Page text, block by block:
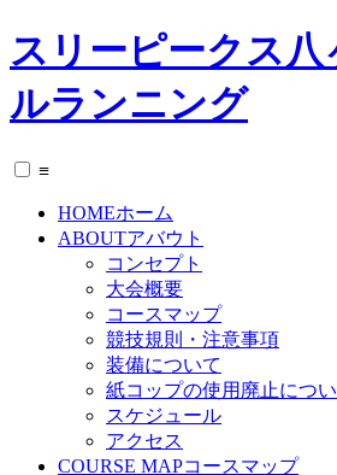
スリーピークス八
ルランニング
≡
HOMEホーム
ABOUTアバウト
コンセプト
大会概要
コースマップ
競技規則・注意事項
装備について
紙コップの使用廃止につ
スケジュール
アクセス
COURSE MAPコースマップ